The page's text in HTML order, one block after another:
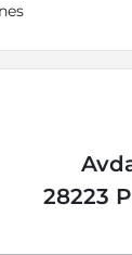
28223